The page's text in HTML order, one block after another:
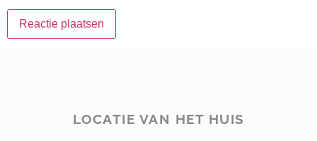
LOCATIE VAN HET HUIS